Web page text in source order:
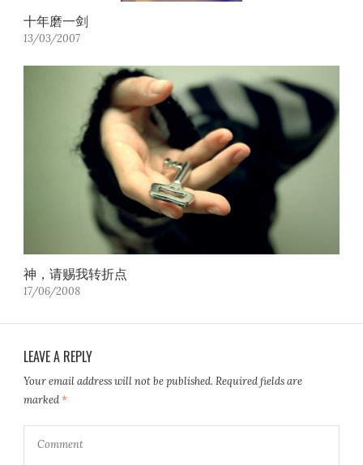
十年磨一剑
13/03/2007
神，请赐我转折点
17/06/2008
LEAVE A REPLY
Your email address will not be published. Required fields are
marked*